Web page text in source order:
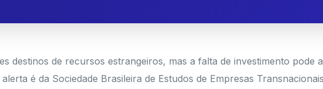
destinos de recursos estrangeiros, mas a falta de investimento pode
é da Sociedade Brasileira de Estudos de Empresas